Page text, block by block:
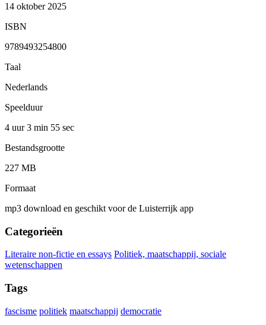
14 oktober 2025
ISBN
9789493254800
Taal
Nederlands
Speelduur
4 uur 3 min 55 sec
Bestandsgrootte
227 MB
Formaat
mp3 download en geschikt voor de Luisterrijk app
Categorieën
Literaire non-fictie en essays Politiek, maatschappij, sociale
wetenschappen
Tags
fascisme politiek maatschappij democratie